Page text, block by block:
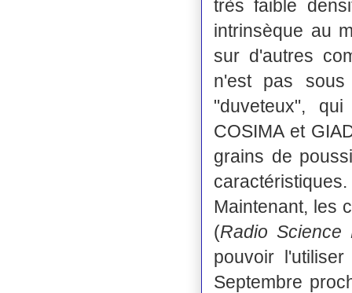
très faible
intrinsèque au
sur d'autres
n'est pas
"duveteux",
COSIMA et
grains de
caractéristiques.
Maintenant, les
(Radio Science
pouvoir
Septembre